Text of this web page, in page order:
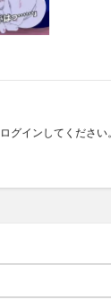
ログイン してください。